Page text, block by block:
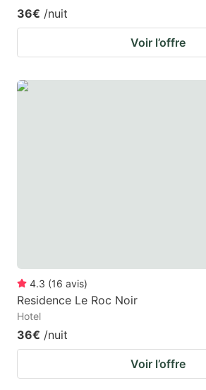
36€ /nuit
Voir l’offre
4.3 (16 avis)
Residence Le Roc Noir
Hotel
36€ /nuit
Voir l’offre